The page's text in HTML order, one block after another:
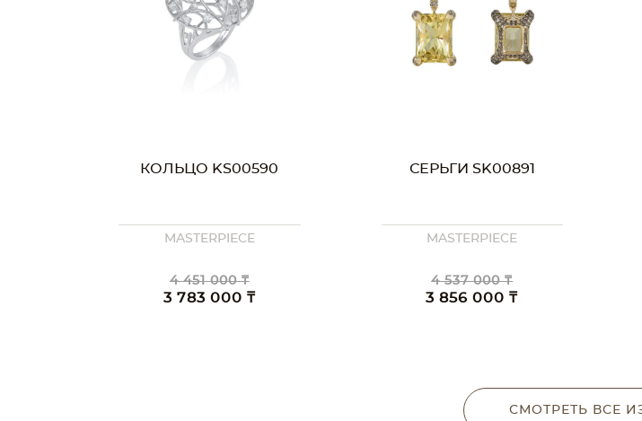
КОЛЬЦО KS00590
MASTERPIECE
4 451 000 ₸
3 783 000 ₸
СЕРЬГИ SK00891
MASTERPIECE
4 537 000 ₸
3 856 000 ₸
СМОТРЕТЬ ВСЕ